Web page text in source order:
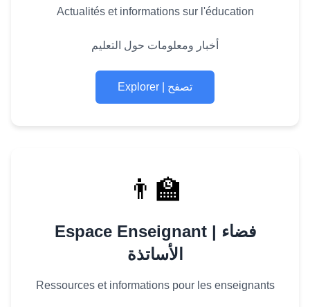
Actualités et informations sur l'éducation
أخبار ومعلومات حول التعليم
Explorer | تصفح
👨‍🏫
Espace Enseignant | فضاء
الأساتذة
Ressources et informations pour les enseignants